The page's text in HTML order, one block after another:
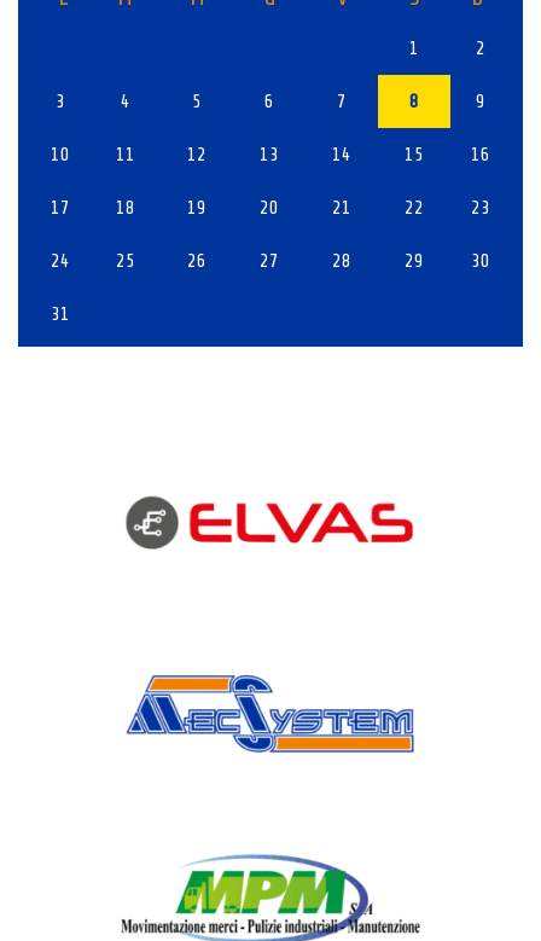
1 2
3 4 5 6 7 8 9
10 11 12 13 14 15 16
17 18 19 20 21 22 23
24 25 26 27 28 29 30
31